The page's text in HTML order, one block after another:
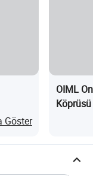
özelliği
Göster
OIML